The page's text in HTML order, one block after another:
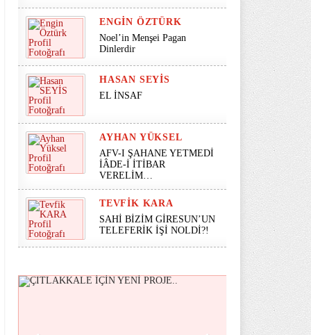
ENGIN ÖZTÜRK
Noel’in Menşei Pagan
Dinlerdir
HASAN SEYİS
EL İNSAF
AYHAN YÜKSEL
AFV-I ŞAHANE YETMEDİ
İÂDE-İ İTİBAR
VERELİM…
TEVFIK KARA
SAHİ BİZİM GİRESUN’UN
TELEFERİK İŞİ NOLDİ?!